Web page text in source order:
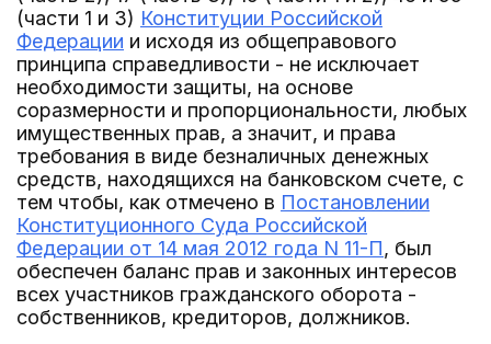
(части 1 и 3) Конституции Российской
Федерации и исходя из общеправового
принципа справедливости - не исключает
необходимости защиты, на основе
соразмерности и пропорциональности, любых
имущественных прав, а значит, и права
требования в виде безналичных денежных
средств, находящихся на банковском счете, с
тем чтобы, как отмечено в Постановлении
Конституционного Суда Российской
Федерации от 14 мая 2012 года N 11-П, был
обеспечен баланс прав и законных интересов
всех участников гражданского оборота -
собственников, кредиторов, должников.